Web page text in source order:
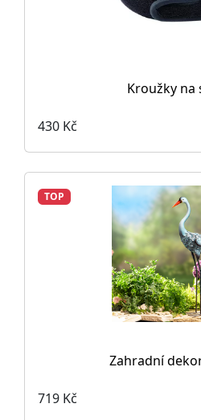
Kroužky na
430 Kč
TOP
Zahradní
719 Kč